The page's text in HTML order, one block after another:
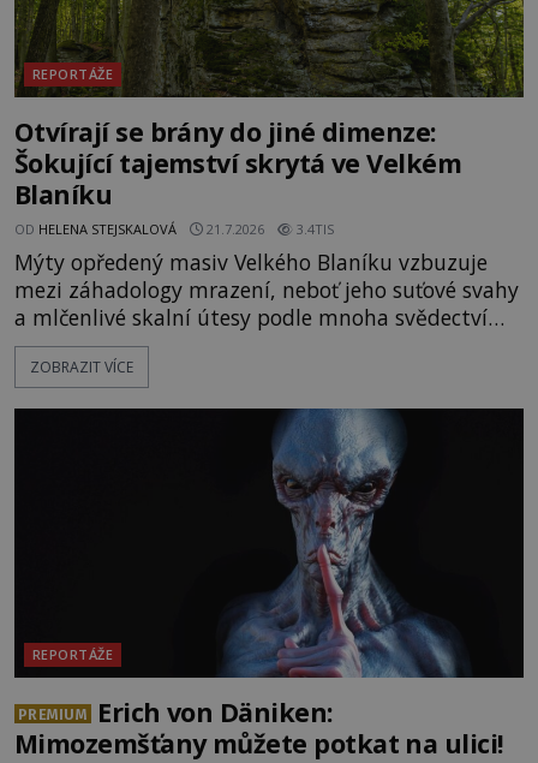
REPORTÁŽE
Otvírají se brány do jiné dimenze:
Šokující tajemství skrytá ve Velkém
Blaníku
OD HELENA STEJSKALOVÁ 21.7.2026 3.4TIS
Mýty opředený masiv Velkého Blaníku vzbuzuje
mezi záhadology mrazení, neboť jeho suťové svahy
a mlčenlivé skalní útesy podle mnoha svědectví
fungují jako anomální zóny, kde selhává lidské
vnímání času i prostoru. Geologické anomálie hory
badatelé zde odkrývají indicie, které propojují
prastaré pohanské kulty, keltské svatyně a zprávy
ZOBRAZIT VÍCE
REPORTÁŽE
PREMIUM
Erich von Däniken:
Mimozemšťany můžete potkat na ulici!